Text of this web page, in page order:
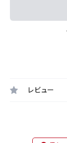
レビュー